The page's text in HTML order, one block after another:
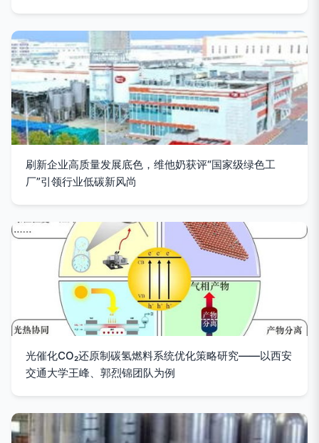
刷新企业高质量发展底色，维他奶获评“国家级绿色工
厂”引领行业低碳新风尚
光催化CO₂还原制碳氢燃料系统优化策略研究——以西安
交通大学王峰、郭烈锦团队为例